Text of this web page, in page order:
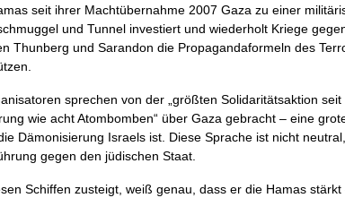
seit ihrer Machtübernahme 2007 Gaza zu einer
und Tunnel investiert und wiederholt Kriege
Thunberg und Sarandon die Propagandaformeln des
sprechen von der „größten Solidaritätsaktion
wie acht Atombomben“ über Gaza gebracht – eine
Dämonisierung Israels ist. Diese Sprache ist nicht
gegen den jüdischen Staat.
Schiffen zusteigt, weiß genau, dass er die Hamas